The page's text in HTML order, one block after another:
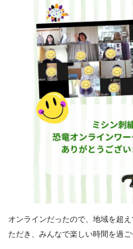
オンラインだったので、地域を超
ただき、みんなで楽しい時間を過ご